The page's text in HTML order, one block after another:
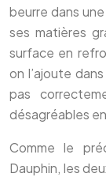
beurre dans
ses matières
surface en
on l’ajoute
pas
désagréables
Comme le
Dauphin, les